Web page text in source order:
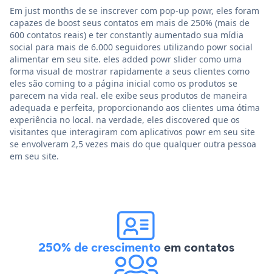
Em just months de se inscrever com pop-up powr, eles foram
capazes de boost seus contatos em mais de 250% (mais de
600 contatos reais) e ter constantly aumentado sua mídia
social para mais de 6.000 seguidores utilizando powr social
alimentar em seu site. eles added powr slider como uma
forma visual de mostrar rapidamente a seus clientes como
eles são coming to a página inicial como os produtos se
parecem na vida real. ele exibe seus produtos de maneira
adequada e perfeita, proporcionando aos clientes uma ótima
experiência no local. na verdade, eles discovered que os
visitantes que interagiram com aplicativos powr em seu site
se envolveram 2,5 vezes mais do que qualquer outra pessoa
em seu site.
250% de crescimentoem contatos